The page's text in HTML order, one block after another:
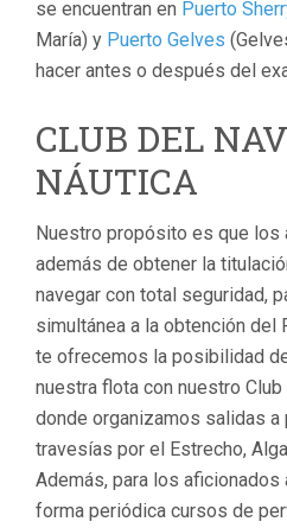
se encuentran en Puerto
María) y Puerto Gelves
hacer antes o después del
CLUB DEL
NÁUTICA
Nuestro propósito es que los
además de obtener la
navegar con total seguridad,
simultánea a la obtención del
te ofrecemos la posibilidad
nuestra flota con nuestro
donde organizamos salidas a
travesías por el Estrecho,
Además, para los
forma periódica cursos de